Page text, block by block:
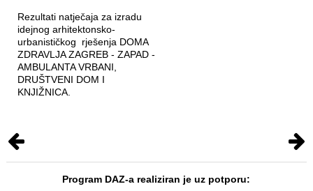
Rezultati natječaja za izradu
idejnog arhitektonsko-
urbanističkog rješenja DOMA
ZDRAVLJA ZAGREB - ZAPAD -
AMBULANTA VRBANI,
DRUŠTVENI DOM I
KNJIŽNICA.
Program DAZ-a realiziran je uz potporu: